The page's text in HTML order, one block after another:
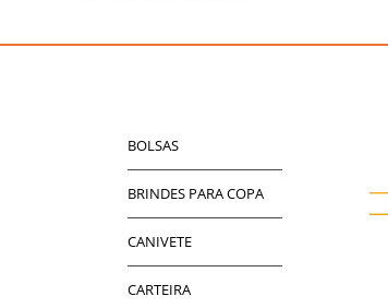
BOLSAS
BRINDES PARA COPA
CANIVETE
CARTEIRA